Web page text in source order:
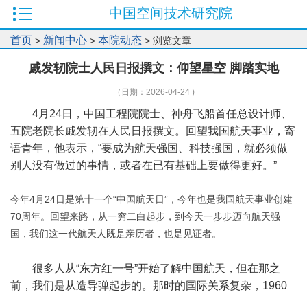
中国空间技术研究院
首页 > 新闻中心 > 本院动态 > 浏览文章
戚发轫院士人民日报撰文：仰望星空 脚踏实地
（日期：2026-04-24 )
4月24日，中国工程院院士、神舟飞船首任总设计师、
五院老院长戚发轫在人民日报撰文。回望我国航天事业，寄
语青年，他表示，“要成为航天强国、科技强国，就必须做
别人没有做过的事情，或者在已有基础上要做得更好。”
今年4月24日是第十一个“中国航天日”，今年也是我国航天事业创建
70周年。回望来路，从一穷二白起步，到今天一步步迈向航天强
国，我们这一代航天人既是亲历者，也是见证者。
很多人从“东方红一号”开始了解中国航天，但在那之
前，我们是从造导弹起步的。那时的国际关系复杂，1960